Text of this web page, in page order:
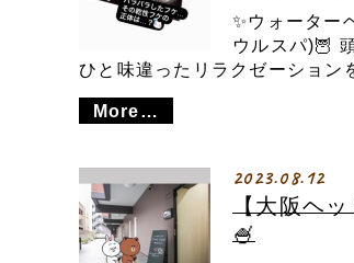
✨ウォーター
ウルスパ)🦉
ひと味違ったリラクゼーショ
More…
2023.08.12
【大阪ヘ
🍧